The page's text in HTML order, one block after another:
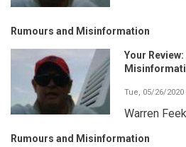
Rumours and Misinformation
Your
Tue, 05/26/2020
Warren Feek
Rumours and Misinformation